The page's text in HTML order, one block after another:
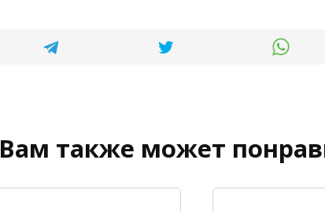
Вам также может